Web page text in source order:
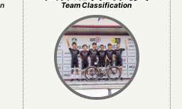
Team Classification